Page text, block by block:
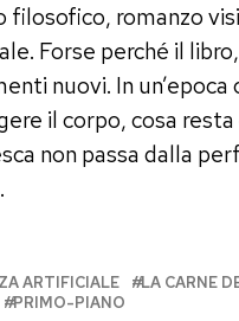
filosofico, romanzo
Forse perché il
nuovi. In
il corpo, cosa
non passa dalla
ARTIFICIALE LA CARNE
PRIMO-PIANO